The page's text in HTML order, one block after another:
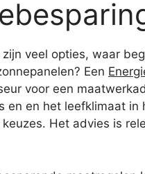
veel opties, waar
Een
voor een
en het leefklimaat
Het advies is